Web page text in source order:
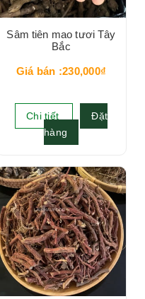
Sâm tiên mao tươi Tây
Bắc
Giá bán :230,000₫
Chi tiết
Đặt
hàng